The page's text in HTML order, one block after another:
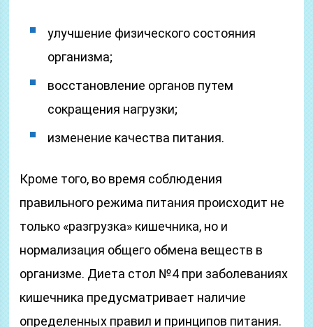
улучшение физического состояния
организма;
восстановление органов путем
сокращения нагрузки;
изменение качества питания.
Кроме того, во время соблюдения
правильного режима питания происходит не
только «разгрузка» кишечника, но и
нормализация общего обмена веществ в
организме. Диета стол №4 при заболеваниях
кишечника предусматривает наличие
определенных правил и принципов питания.